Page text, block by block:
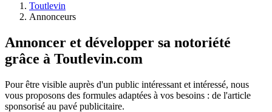
Toutlevin
Annonceurs
Annoncer et développer sa notoriété
grâce à Toutlevin.com
Pour être visible auprès d'un public intéressant et intéressé, nous
vous proposons des formules adaptées à vos besoins : de l'article
sponsorisé au pavé publicitaire.